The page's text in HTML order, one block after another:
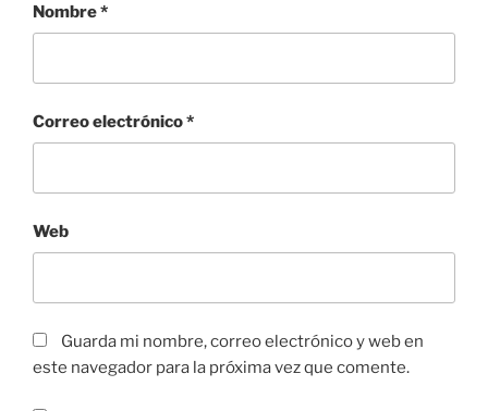
Nombre*
Correo electrónico*
Web
Guarda mi nombre, correo electrónico y web en
este navegador para la próxima vez que comente.